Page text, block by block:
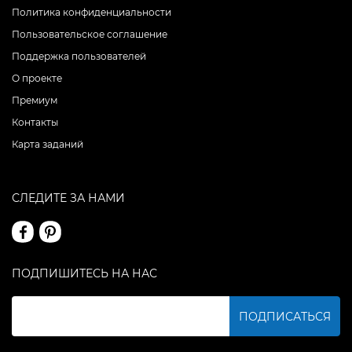
Политика конфиденциальности
Пользовательское соглашение
Поддержка пользователей
О проекте
Премиум
Контакты
Карта заданий
СЛЕДИТЕ ЗА НАМИ
ПОДПИШИТЕСЬ НА НАС
ПОДПИСАТЬСЯ